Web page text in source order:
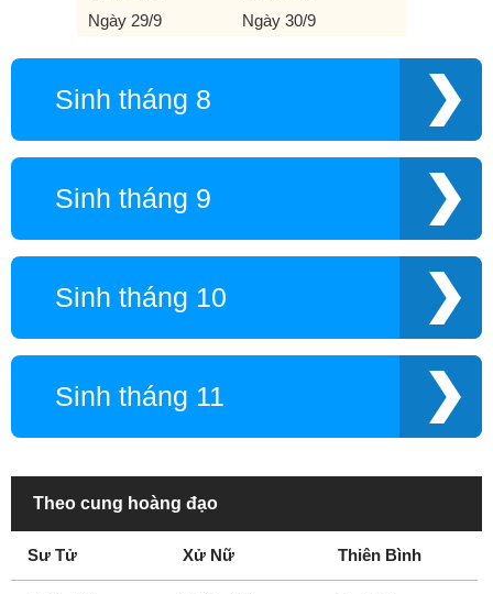
Ngày 29/9
Ngày 30/9
Sinh tháng 8
Sinh tháng 9
Sinh tháng 10
Sinh tháng 11
Theo cung hoàng đạo
Sư Tử Xử Nữ Thiên Bình